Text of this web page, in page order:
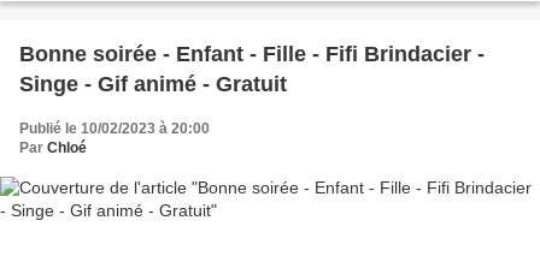
Bonne soirée - Enfant - Fille - Fifi Brindacier -
Singe - Gif animé - Gratuit
Publié le 10/02/2023 à 20:00
Par Chloé